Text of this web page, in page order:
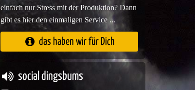
einfach nur Stress mit der Produktion? Dann
gibt es hier den einmaligen Service ...
das haben wir für Dich
social dingsbums